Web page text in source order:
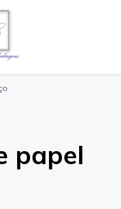
papel